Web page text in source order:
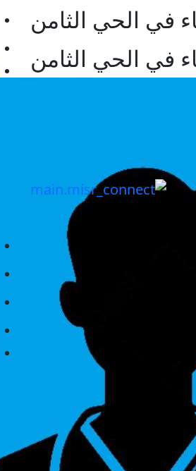
في الحي الثامن
في الحي الثامن